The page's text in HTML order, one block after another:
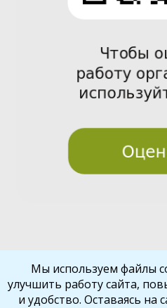
vio
Мы используем файлы
улучшить работу сайта,
и удобство. Оставаясь на